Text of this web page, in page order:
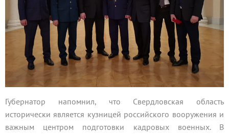
Губернатор напомнил, что Свердловская область
исторически является кузницей российского вооружения и
важным центром подготовки кадровых военных. В